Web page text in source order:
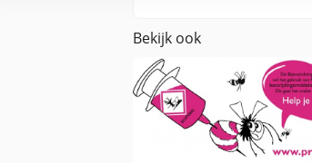
Bekijk ook